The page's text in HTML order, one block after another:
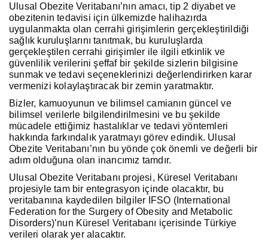
Ulusal Obezite Veritabanı’nın amacı, tip 2 diyabet ve
obezitenin tedavisi için ülkemizde halihazırda
uygulanmakta olan cerrahi girişimlerin gerçekleştirildiği
sağlık kuruluşlarını tanıtmak, bu kuruluşlarda
gerçekleştilen cerrahi girişimler ile ilgili etkinlik ve
güvenlilik verilerini şeffaf bir şekilde sizlerin bilgisine
sunmak ve tedavi seçeneklerinizi değerlendirirken karar
vermenizi kolaylaştıracak bir zemin yaratmaktır.
Bizler, kamuoyunun ve bilimsel camianın güncel ve
bilimsel verilerle bilgilendirilmesini ve bu şekilde
mücadele ettiğimiz hastalıklar ve tedavi yöntemleri
hakkında farkındalık yaratmayı görev edindik. Ulusal
Obezite Veritabanı’nın bu yönde çok önemli ve değerli bir
adım olduğuna olan inancımız tamdır.
Ulusal Obezite Veritabanı projesi, Küresel Veritabanı
projesiyle tam bir entegrasyon içinde olacaktır, bu
veritabanına kaydedilen bilgiler IFSO (International
Federation for the Surgery of Obesity and Metabolic
Disorders)’nun Küresel Veritabanı içerisinde Türkiye
verileri olarak yer alacaktır.